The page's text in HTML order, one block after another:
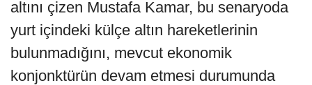
altını çizen Mustafa Kamar, bu senaryoda
yurt içindeki külçe altın hareketlerinin
bulunmadığını, mevcut ekonomik
konjonktürün devam etmesi durumunda